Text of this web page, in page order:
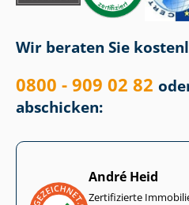
Wir beraten Sie
0800 - 909 02 82
abschicken:
André Heid
Zertifizierte